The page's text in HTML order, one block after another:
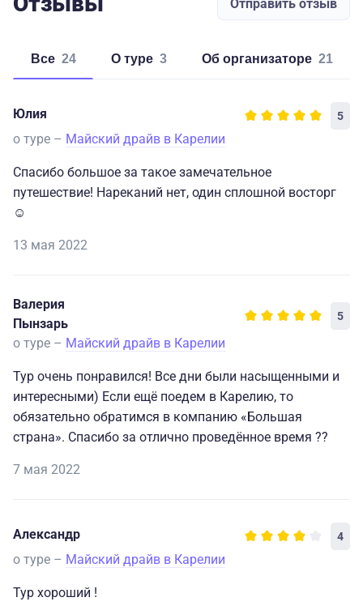
Отправить отзыв
Все 24 о туре 3 об организаторе 21
Юлия 5
о туре – Майский драйв в Карелии
Спасибо большое за такое замечательное
путешествие! Нареканий нет, один сплошной восторг
☺
13 мая 2022
Валерия
Пынзарь
5
о туре – Майский драйв в Карелии
Тур очень понравился! Все дни были насыщенными и
интересными) Если ещё поедем в Карелию, то
обязательно обратимся в компанию «Большая
страна». Спасибо за отлично проведённое время ??
7 мая 2022
Александр 4
о туре – Майский драйв в Карелии
Тур хороший !